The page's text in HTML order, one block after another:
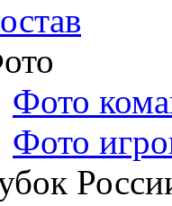
Фото
Фото